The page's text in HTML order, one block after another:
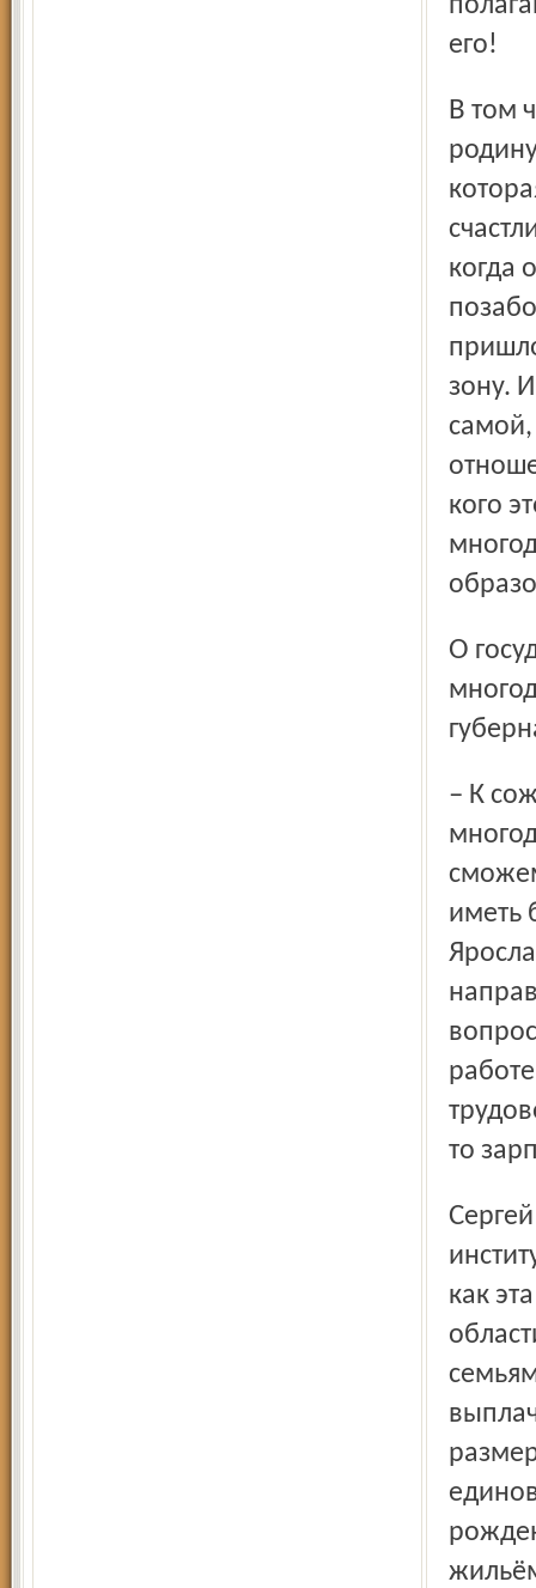
его!
В том числе и за всё это Зоя Мухина полюбила новую
когда
зону.
самой,
кого
О государственной необходимости поддерживать
– К сожалению, в Ярославской области не так много
иметь
то
Сергей Ястребов не приводил конкретных мер поддержки
как